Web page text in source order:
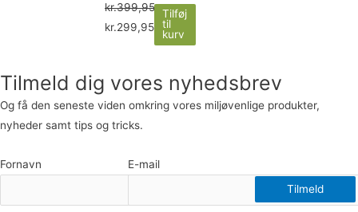
kr.399,95
kr.299,95
Tilføj
til
kurv
Tilmeld dig vores nyhedsbrev
Og få den seneste viden omkring vores miljøvenlige produkter,
nyheder samt tips og tricks.
Fornavn E-mail